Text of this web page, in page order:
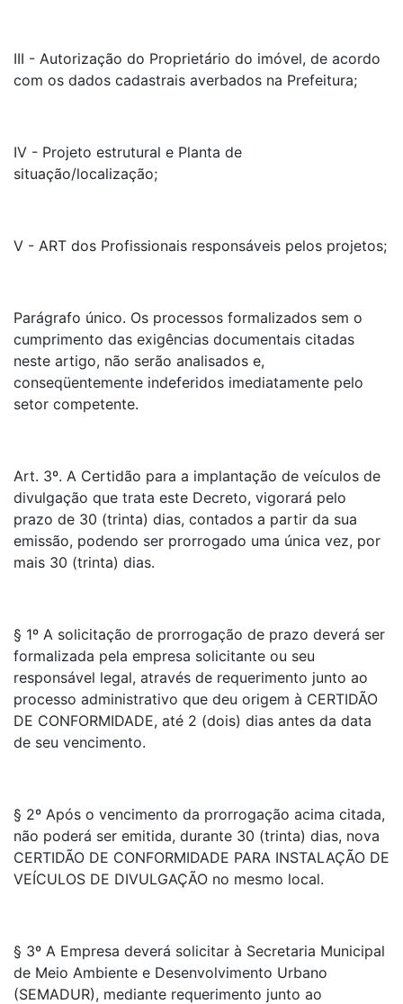
III - Autorização do Proprietário do imóvel, de acordo
com os dados cadastrais averbados na Prefeitura;
IV - Projeto estrutural e Planta de
situação/localização;
V - ART dos Profissionais responsáveis pelos projetos;
Parágrafo único. Os processos formalizados sem o
cumprimento das exigências documentais citadas
neste artigo, não serão analisados e,
conseqüentemente indeferidos imediatamente pelo
setor competente.
Art. 3º. A Certidão para a implantação de veículos de
divulgação que trata este Decreto, vigorará pelo
prazo de 30 (trinta) dias, contados a partir da sua
emissão, podendo ser prorrogado uma única vez, por
mais 30 (trinta) dias.
§ 1º A solicitação de prorrogação de prazo deverá ser
formalizada pela empresa solicitante ou seu
responsável legal, através de requerimento junto ao
processo administrativo que deu origem à CERTIDÃO
DE CONFORMIDADE, até 2 (dois) dias antes da data
de seu vencimento.
§ 2º Após o vencimento da prorrogação acima citada,
não poderá ser emitida, durante 30 (trinta) dias, nova
CERTIDÃO DE CONFORMIDADE PARA INSTALAÇÃO DE
VEÍCULOS DE DIVULGAÇÃO no mesmo local.
§ 3º A Empresa deverá solicitar à Secretaria Municipal
de Meio Ambiente e Desenvolvimento Urbano
(SEMADUR), mediante requerimento junto ao